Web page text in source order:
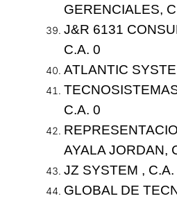
GERENCIALES,
J&R 6131
C.A. 0
ATLANTIC
C.A. 0
AYALA JORDAN,
JZ SYSTEM , C.A.
GLOBAL DE